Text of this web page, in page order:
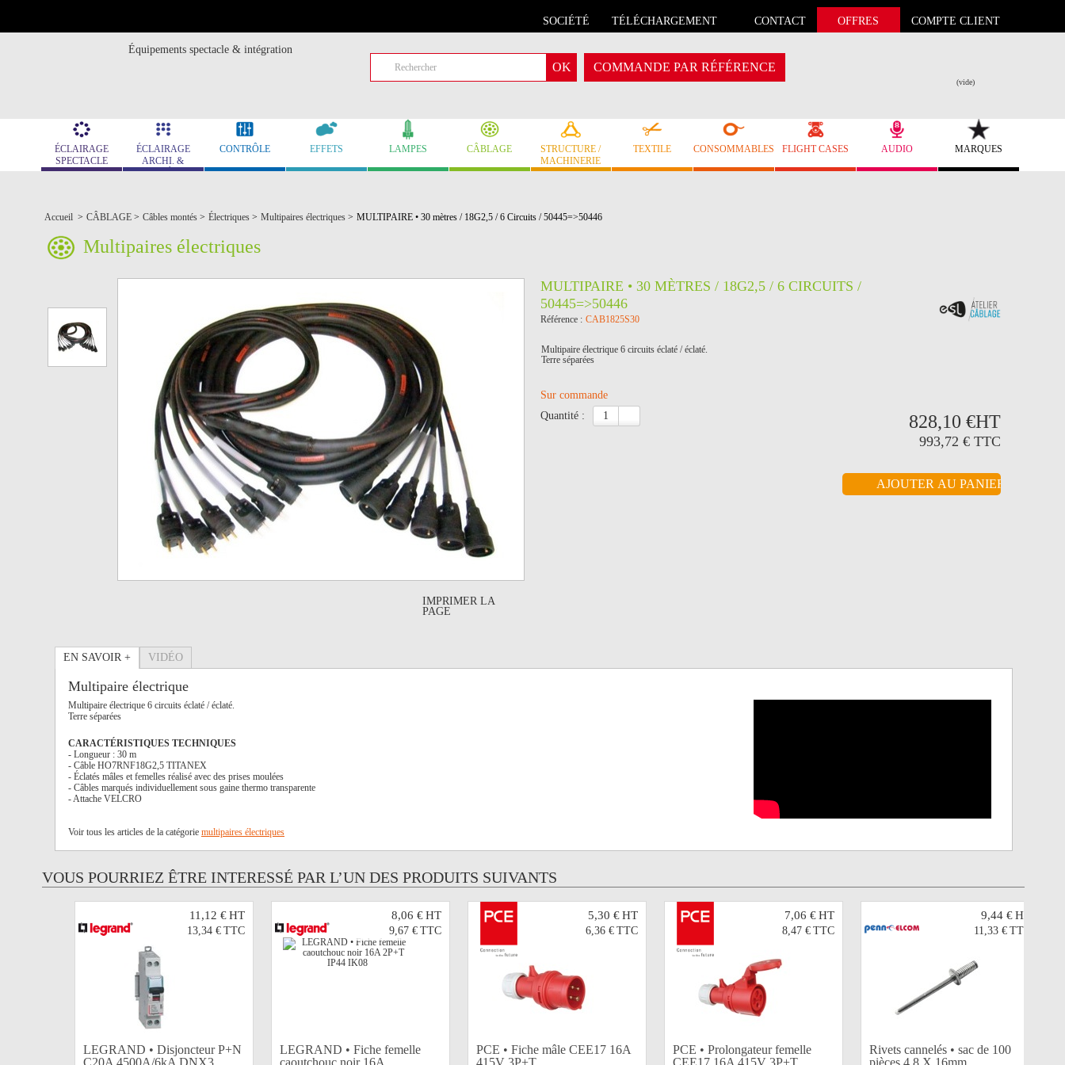
SOCIÉTÉ TÉLÉCHARGEMENT CONTACT OFFRES COMPTE CLIENT
Équipements spectacle & intégration
(vide)
COMMANDE PAR RÉFÉRENCE
ÉCLAIRAGE
SPECTACLE
ÉCLAIRAGE
ARCHI. &
MUSÉO.
CONTRÔLE EFFETS LAMPES CÂBLAGE
STRUCTURE /
MACHINERIE
TEXTILE CONSOMMABLES FLIGHT CASES AUDIO MARQUES
Accueil > CÂBLAGE > Câbles montés > Électriques > Multipaires électriques > MULTIPAIRE • 30 mètres / 18G2,5 / 6 Circuits / 50445=>50446
Multipaires électriques
IMPRIMER LA
PAGE
MULTIPAIRE • 30 MÈTRES / 18G2,5 / 6 CIRCUITS /
50445=>50446
Référence : CAB1825S30
Multipaire électrique 6 circuits éclaté / éclaté.
Terre séparées
Sur commande
quantité :
828,10 €HT
993,72 € TTC
EN SAVOIR + VIDÉO
Multipaire électrique
Multipaire électrique 6 circuits éclaté / éclaté.
Terre séparées
CARACTÉRISTIQUES TECHNIQUES
- Longueur : 30 m
- Câble HO7RNF18G2,5 TITANEX
- Éclatés mâles et femelles réalisé avec des prises moulées
- Câbles marqués individuellement sous gaine thermo transparente
- Attache VELCRO
Voir tous les articles de la catégorie multipaires électriques
VOUS POURRIEZ ÊTRE INTERESSÉ PAR L’UN DES PRODUITS SUIVANTS
11,12 €HT
13,34 € TTC
LEGRAND • Disjoncteur P+N
C20A 4500A/6kA DNX3
8,06 €HT
9,67 € TTC
LEGRAND • Fiche femelle
caoutchouc noir 16A...
5,30 €HT
6,36 € TTC
PCE • Fiche mâle CEE17 16A
415V 3P+T
7,06 €HT
8,47 € TTC
PCE • Prolongateur femelle
CEE17 16A 415V 3P+T
9,44 €HT
11,33 € TTC
Rivets cannelés • sac de 100
pièces 4,8 X 16mm